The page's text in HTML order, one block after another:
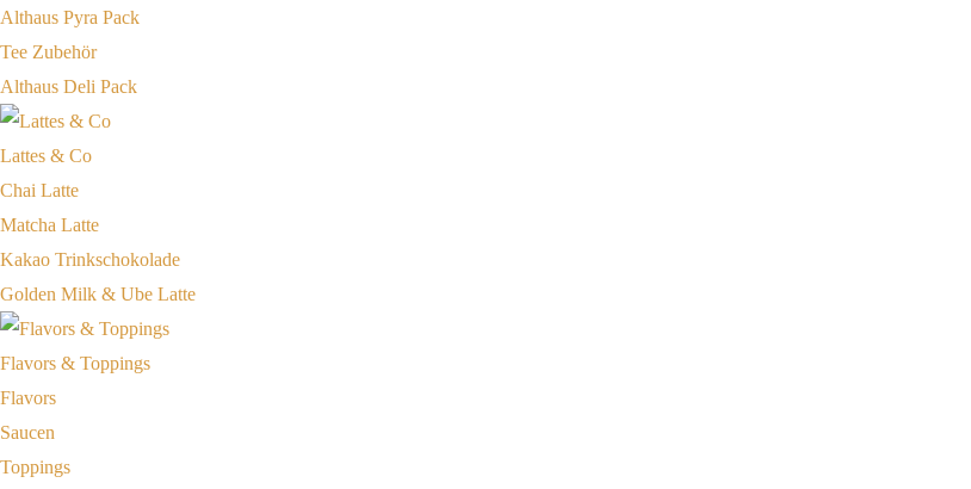
Althaus Pyra Pack
Tee Zubehör
Althaus Deli Pack
Lattes & Co
Chai Latte
Matcha Latte
Kakao Trinkschokolade
Golden Milk & Ube Latte
Flavors & Toppings
Flavors
Saucen
Toppings